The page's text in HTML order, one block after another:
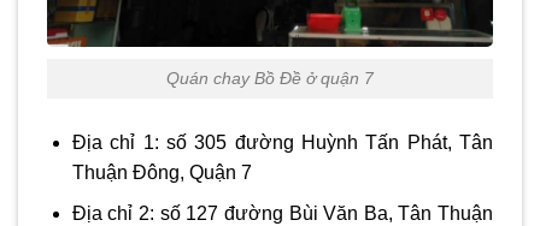
Quán chay Bồ Đề ở quận 7
Địa chỉ 1: số 305 đường Huỳnh Tấn Phát, Tân
Thuận Đông, Quận 7
Địa chỉ 2: số 127 đường Bùi Văn Ba, Tân Thuận